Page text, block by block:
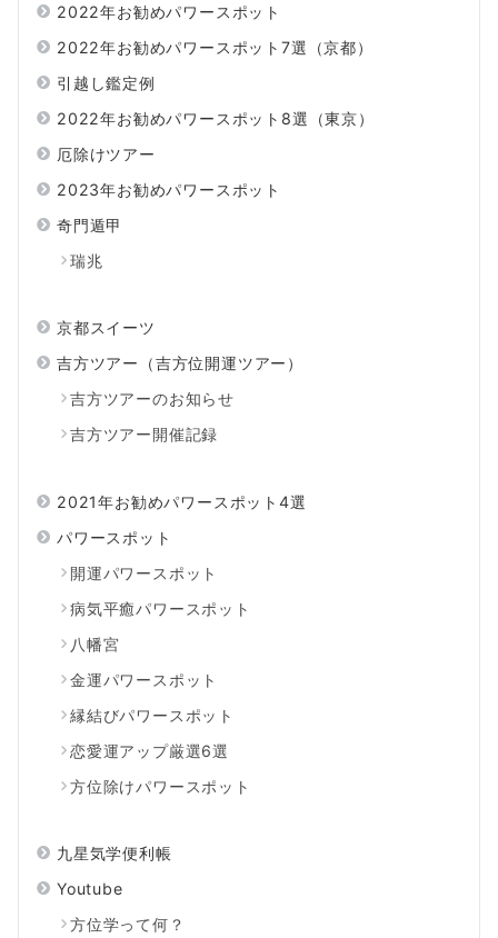
2022年お勧めパワースポット
2022年お勧めパワースポット7選（京都）
引越し鑑定例
2022年お勧めパワースポット8選（東京）
厄除けツアー
2023年お勧めパワースポット
奇門遁甲
瑞兆
京都スイーツ
吉方ツアー（吉方位開運ツアー）
吉方ツアーのお知らせ
吉方ツアー開催記録
2021年お勧めパワースポット4選
パワースポット
開運パワースポット
病気平癒パワースポット
八幡宮
金運パワースポット
縁結びパワースポット
恋愛運アップ厳選6選
方位除けパワースポット
九星気学便利帳
Youtube
方位学って何？